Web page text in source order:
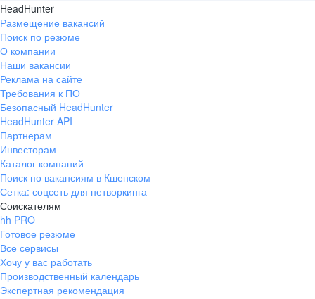
HeadHunter
Размещение вакансий
Поиск по резюме
О компании
Наши вакансии
Реклама на сайте
Требования к ПО
Безопасный HeadHunter
HeadHunter API
Партнерам
Инвесторам
Каталог компаний
Поиск по вакансиям в Кшенском
Сетка: соцсеть для нетворкинга
Соискателям
hh PRO
Готовое резюме
Все сервисы
Хочу у вас работать
Производственный календарь
Экспертная рекомендация